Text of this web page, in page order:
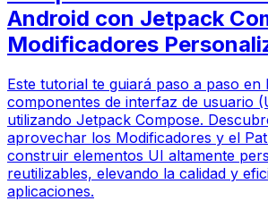
Android con Jetpack
Modificadores
Este tutorial te guiará paso a paso en
componentes de interfaz de usuario
utilizando Jetpack Compose.
aprovechar los Modificadores y el
construir elementos UI altamente
reutilizables, elevando la calidad y
aplicaciones.